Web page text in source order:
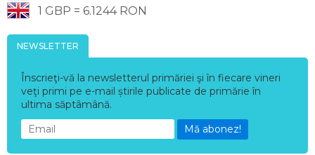
1 GBP = 6.1244 RON
NEWSLETTER
Înscrieţi-vă la newsletterul primăriei şi în fiecare vineri
veţi primi pe e-mail știrile publicate de primărie în
ultima săptâmână.
Mă abonez!